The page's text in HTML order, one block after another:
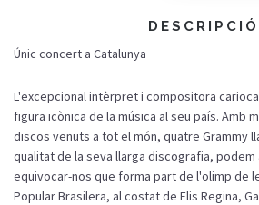
DESCRIPCIÓ
Únic concert a Catalunya
L'excepcional intèrpret i compositora
figura icònica de la música al seu país. Amb
discos venuts a tot el món, quatre Grammy
qualitat de la seva llarga discografia,
equivocar-nos que forma part de l'olimp de
Popular Brasilera, al costat de Elis Regina,